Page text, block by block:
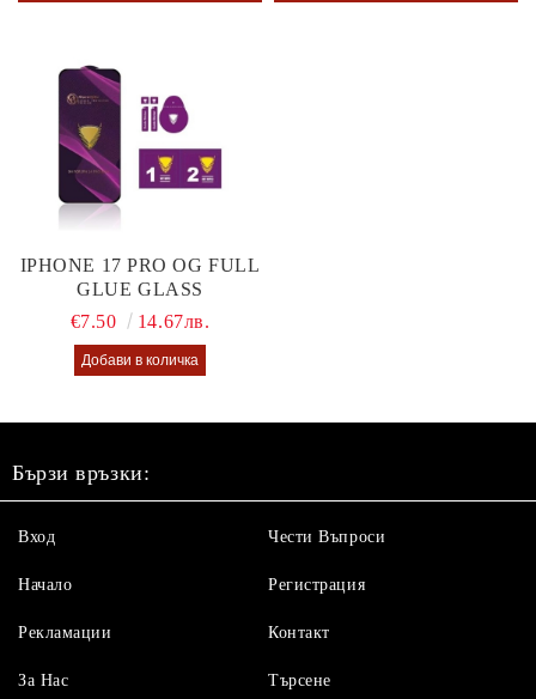
IPHONE 17 PRO OG FULL
GLUE GLASS
€7.50
14.67лв.
Бързи връзки:
Вход
Начало
Рекламации
За Нас
Чести Въпроси
Регистрация
Контакт
Търсене